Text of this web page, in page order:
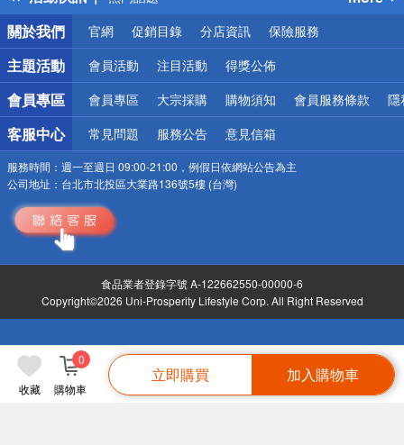
收藏 購物車
0
立即購買 加入購物車
銀行優惠
偏遠地區配送
詐騙網頁！請小心！
關於我們
官網 促銷目錄 分店資訊 保險服務
主題活動 會員活動 注目活動 得獎公佈
會員專區 會員專區 大宗採購 購物須知 會員服務條款 隱
客服中心 常見問題 服務公告 意見信箱
服務時間： 週一至週日 09:00-21:00，例假日依網站公告為主
公司地址： 台北市北投區大業路136號5樓 (台灣)
食品業者登錄字號 A-122662550-00000-6
Copyright©2026 Uni-Prosperity Lifestyle Corp. All Right Reserved